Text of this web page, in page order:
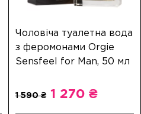
Чоловіча туалетна вода
з феромонами Orgie
Sensfeel for Man, 50 мл
1 270 ₴